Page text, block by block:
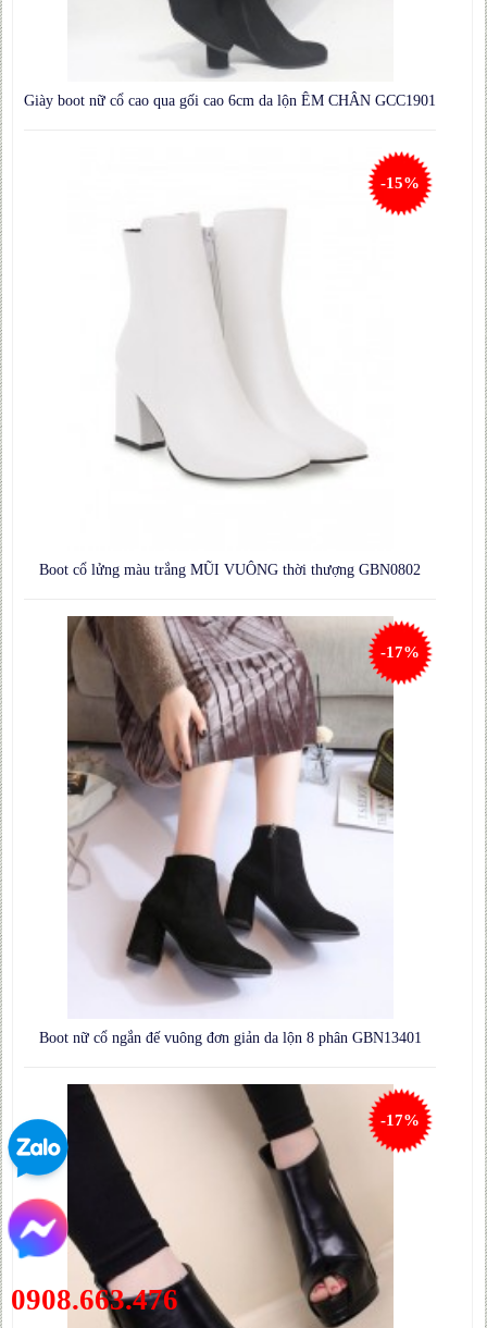
Giày boot nữ cổ cao qua gối cao 6cm da lộn ÊM CHÂN GCC1901
Boot cổ lửng màu trắng MŨI VUÔNG thời thượng GBN0802
-15%
Boot nữ cổ ngắn đế vuông đơn giản da lộn 8 phân GBN13401
-17%
-17%
0908.663.476